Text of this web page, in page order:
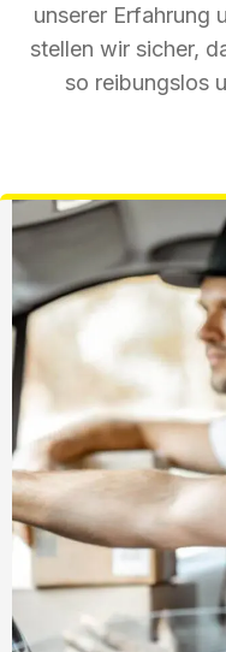
unserer Erfahrung
stellen wir sicher,
so reibungslos